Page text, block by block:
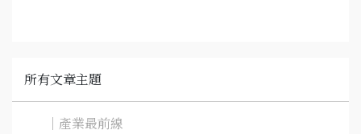
所有文章主題
｜產業最前線